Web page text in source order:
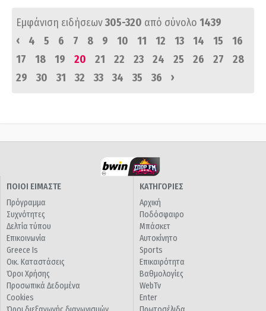
Εμφάνιση ειδήσεων305-320 από σύνολο 1439
‹
4 5 6 7 8 9 10 11 12 13 14 15
16
17
18 19 20 21 22 23 24 25 26 27
28
29
30 31 32 33 34 35 36 ›
ΠΟΙΟΙ ΕΙΜΑΣΤΕ
Πρόγραμμα
Συχνότητες
Δελτία τύπου
Επικοινωνία
Greece Is
Οικ. Καταστάσεις
Όροι Χρήσης
Προσωπικά Δεδομένα
Cookies
ΚΑΤΗΓΟΡΙΕΣ
Αρχική
Ποδόσφαιρο
Μπάσκετ
Αυτοκίνητο
Sports
Επικαιρότητα
Βαθμολογίες
WebTv
Enter